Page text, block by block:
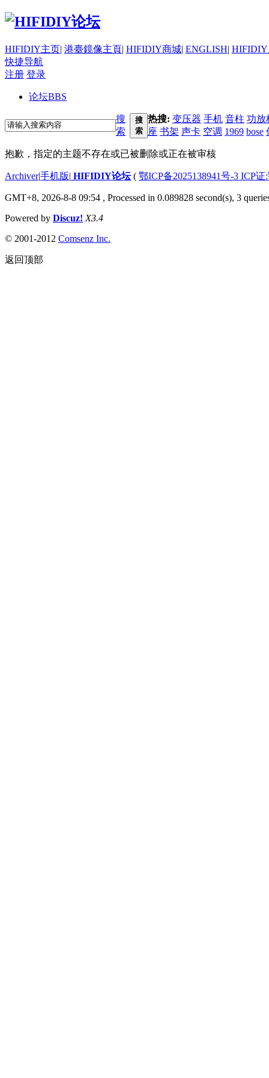
HIFIDIY主页| 港臺鏡像主頁| HIFIDIY商城| ENGLISH|
快捷导航
注册 登录
论坛BBS
搜
索
搜
索
热搜: 变压器 手机 音柱 功放
座 书架 声卡 空调 1969 bose
抱歉，指定的主题不存在或已被删除或正在被审核
Archiver|手机版| HIFIDIY论坛( 鄂ICP备2025138941号-3 ICP
GMT+8, 2026-8-8 09:54 , Processed in 0.089828 second(s), 3
Powered by Discuz! X3.4
© 2001-2012 Comsenz Inc.
返回顶部